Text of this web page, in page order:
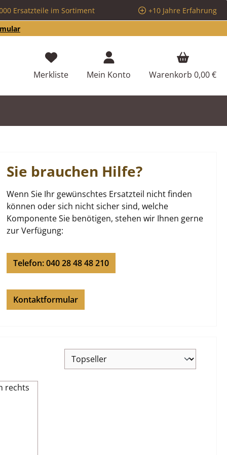
Ersatzteile im Sortiment
+10 Jahre Erfahrung
MerklisteDu hast 0 Produkte auf dem Merkzettel
Mein Konto Warenkorb 0,00 €
Sie brauchen Hilfe?
Wenn Sie Ihr gewünschtes Ersatzteil nicht finden
können oder sich nicht sicher sind, welche
Komponente Sie benötigen, stehen wir Ihnen gerne
zur Verfügung:
Telefon: 040 28 48 48 210
Kontaktformular